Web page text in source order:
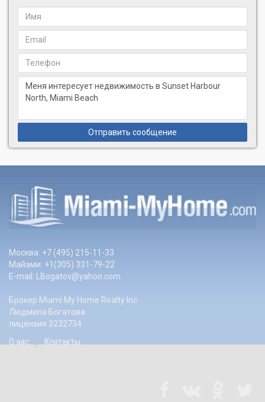
Отправить сообщение
Москва: +7 (495) 215-11-33
Майами: +1(305) 331-79-22
E-mail: LBogatov@yahoo.com
Брокер Miami My Home Realty Inc.
Людмила Богатова
лицензия 3232734
О нас Контакты